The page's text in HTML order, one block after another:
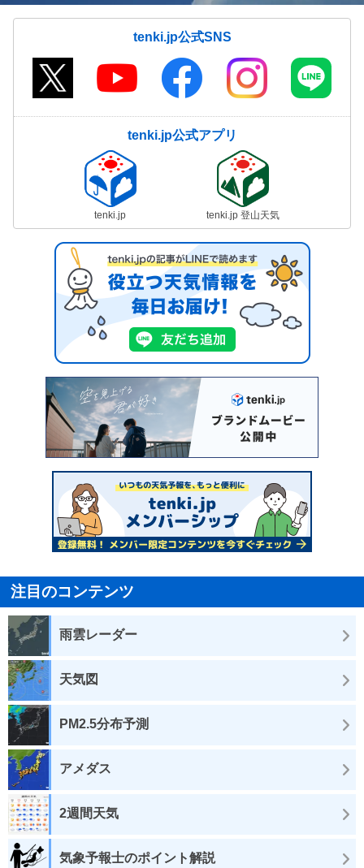
tenki.jp公式SNS
tenki.jp公式アプリ
tenki.jp tenki.jp 登山天気
注目のコンテンツ
雨雲レーダー
天気図
PM2.5分布予測
アメダス
2週間天気
気象予報士のポイント解説